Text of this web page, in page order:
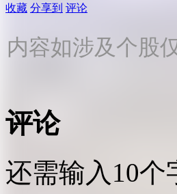
收藏 分享到 评论
内容如涉及个股
评论
还需输入10个